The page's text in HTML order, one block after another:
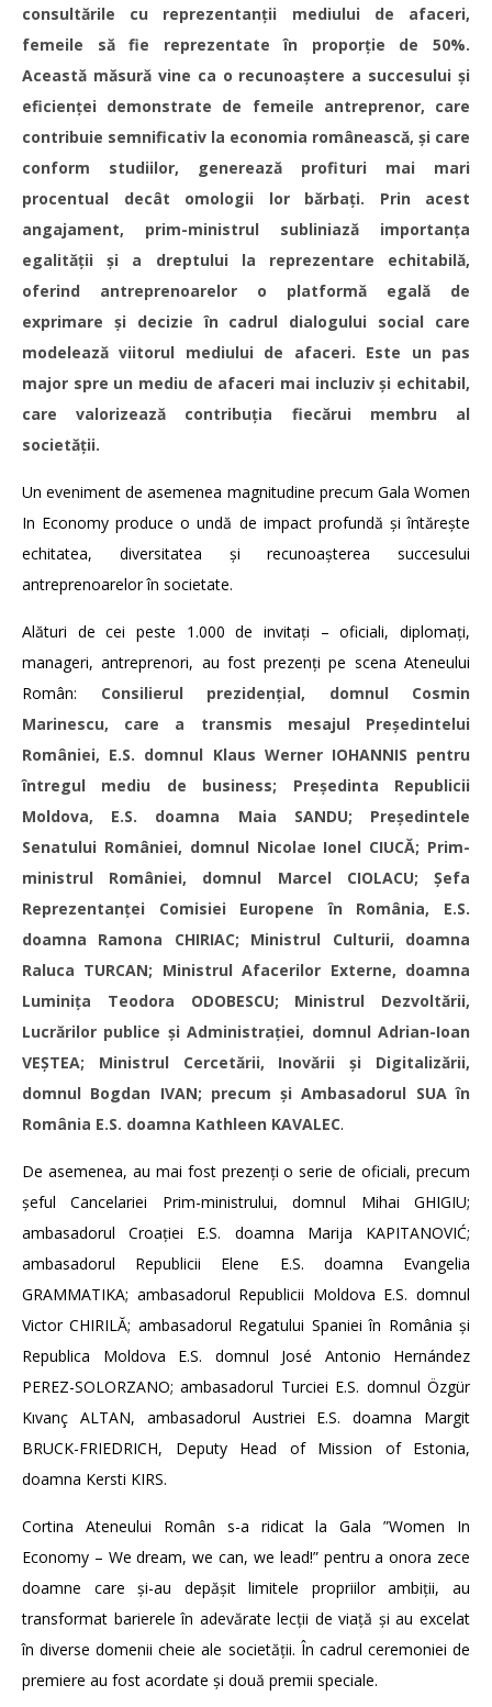
consultările cu reprezentanții mediului de afaceri,
femeile să fie reprezentate în proporție de 50%.
Această măsură vine ca o recunoaștere a succesului și
eficienței demonstrate de femeile antreprenor, care
contribuie semnificativ la economia românească, și care
conform studiilor, generează profituri mai mari
procentual decât omologii lor bărbați. Prin acest
angajament, prim-ministrul subliniază importanța
egalității și a dreptului la reprezentare echitabilă,
oferind antreprenoarelor o platformă egală de
exprimare și decizie în cadrul dialogului social care
modelează viitorul mediului de afaceri. Este un pas
major spre un mediu de afaceri mai incluziv și echitabil,
care valorizează contribuția fiecărui membru al
societății.
Un eveniment de asemenea magnitudine precum Gala Women
In Economy produce o undă de impact profundă și întărește
echitatea, diversitatea și recunoașterea succesului
antreprenoarelor în societate.
Alături de cei peste 1.000 de invitați – oficiali, diplomați,
manageri, antreprenori, au fost prezenți pe scena Ateneului
Român: Consilierul prezidențial, domnul Cosmin
Marinescu, care a transmis mesajul Președintelui
României, E.S. domnul Klaus Werner IOHANNIS pentru
întregul mediu de business; Președinta Republicii
Moldova, E.S. doamna Maia SANDU; Președintele
Senatului României, domnul Nicolae Ionel CIUCĂ; Prim-
ministrul României, domnul Marcel CIOLACU; Șefa
Reprezentanței Comisiei Europene în România, E.S.
doamna Ramona CHIRIAC; Ministrul Culturii, doamna
Raluca TURCAN; Ministrul Afacerilor Externe, doamna
Luminița Teodora ODOBESCU; Ministrul Dezvoltării,
Lucrărilor publice și Administrației, domnul Adrian-Ioan
VEȘTEA; Ministrul Cercetării, Inovării și Digitalizării,
domnul Bogdan IVAN; precum și Ambasadorul SUA în
România E.S. doamna Kathleen KAVALEC.
De asemenea, au mai fost prezenți o serie de oficiali, precum
șeful Cancelariei Prim-ministrului, domnul Mihai GHIGIU;
ambasadorul Croației E.S. doamna Marija KAPITANOVIĆ;
ambasadorul Republicii Elene E.S. doamna Evangelia
GRAMMATIKA; ambasadorul Republicii Moldova E.S. domnul
Victor CHIRILĂ; ambasadorul Regatului Spaniei în România și
Republica Moldova E.S. domnul José Antonio Hernández
PEREZ-SOLORZANO; ambasadorul Turciei E.S. domnul Özgür
Kıvanç ALTAN, ambasadorul Austriei E.S. doamna Margit
BRUCK-FRIEDRICH, Deputy Head of Mission of Estonia,
doamna Kersti KIRS.
Cortina Ateneului Român s-a ridicat la Gala ”Women In
Economy – We dream, we can, we lead!” pentru a onora zece
doamne care și-au depășit limitele propriilor ambiții, au
transformat barierele în adevărate lecții de viață și au excelat
în diverse domenii cheie ale societății. În cadrul ceremoniei de
premiere au fost acordate și două premii speciale.